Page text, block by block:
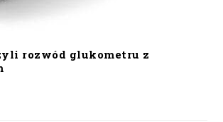
rozwód glukometru z